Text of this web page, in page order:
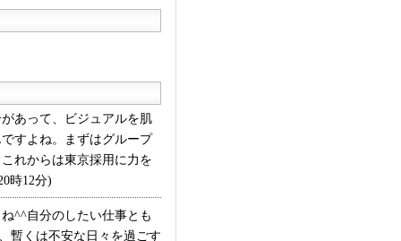
あって、ビジュアルを肌
すよね。まずはグループ
れからは東京採用に力を
時12分)
^^自分のしたい仕事とも
暫くは不安な日々を過ごす